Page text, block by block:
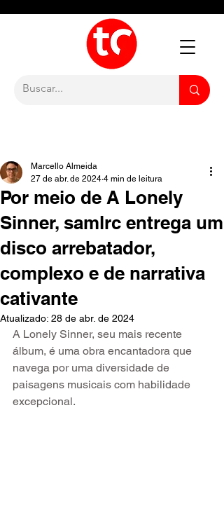
Por meio de A Lonely
Sinner, samlrc entrega um
disco arrebatador,
complexo e de narrativa
cativante
Marcello Almeida
27 de abr. de 2024 4 min de leitura
Atualizado: 28 de abr. de 2024
A Lonely Sinner, seu mais recente
álbum, é uma obra encantadora que
navega por uma diversidade de
paisagens musicais com habilidade
excepcional.